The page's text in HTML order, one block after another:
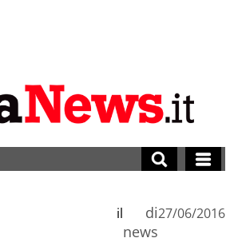
di
news
il 27/06/2016